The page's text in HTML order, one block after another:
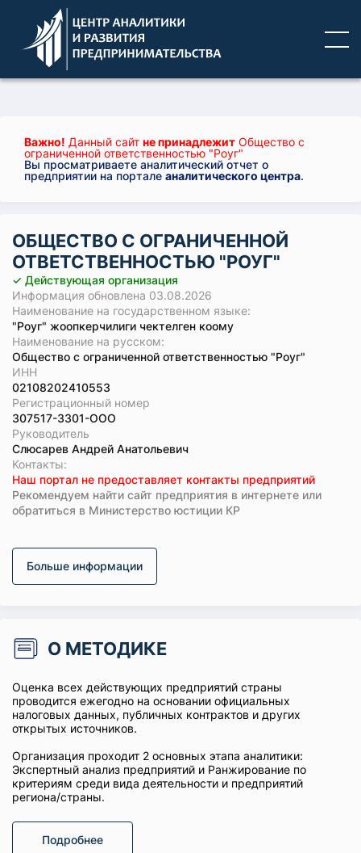
Важно! Данный сайт не принадлежит Общество с
ограниченной ответственностью "Роуг"
Вы просматриваете аналитический отчет о
предприятии на портале аналитического центра.
ОБЩЕСТВО С ОГРАНИЧЕННОЙ
ОТВЕТСТВЕННОСТЬЮ "РОУГ"
✓ Действующая организация
Информация обновлена 03.08.2026
Наименование на государственном языке:
"Роуг" жоопкерчилиги чектелген коому
Наименование на русском:
Общество с ограниченной ответственностью "Роуг"
ИНН
02108202410553
Регистрационный номер
307517-3301-ООО
Руководитель
Слюсарев Андрей Анатольевич
Koнтaкты:
Наш портал не предоставляет контакты предприятий
Рекомендуем найти сайт предприятия в интернете или
обратиться в Министерство юстиции КР
Больше информации
О МЕТОДИКЕ
Оценка всех действующих предприятий страны
проводится ежегодно на основании официальных
налоговых данных, публичных контрактов и других
открытых источников.
Организация проходит 2 основных этапа аналитики:
Экспертный анализ предприятий и Ранжирование по
критериям среди вида деятельности и предприятий
региона/страны.
Подробнее